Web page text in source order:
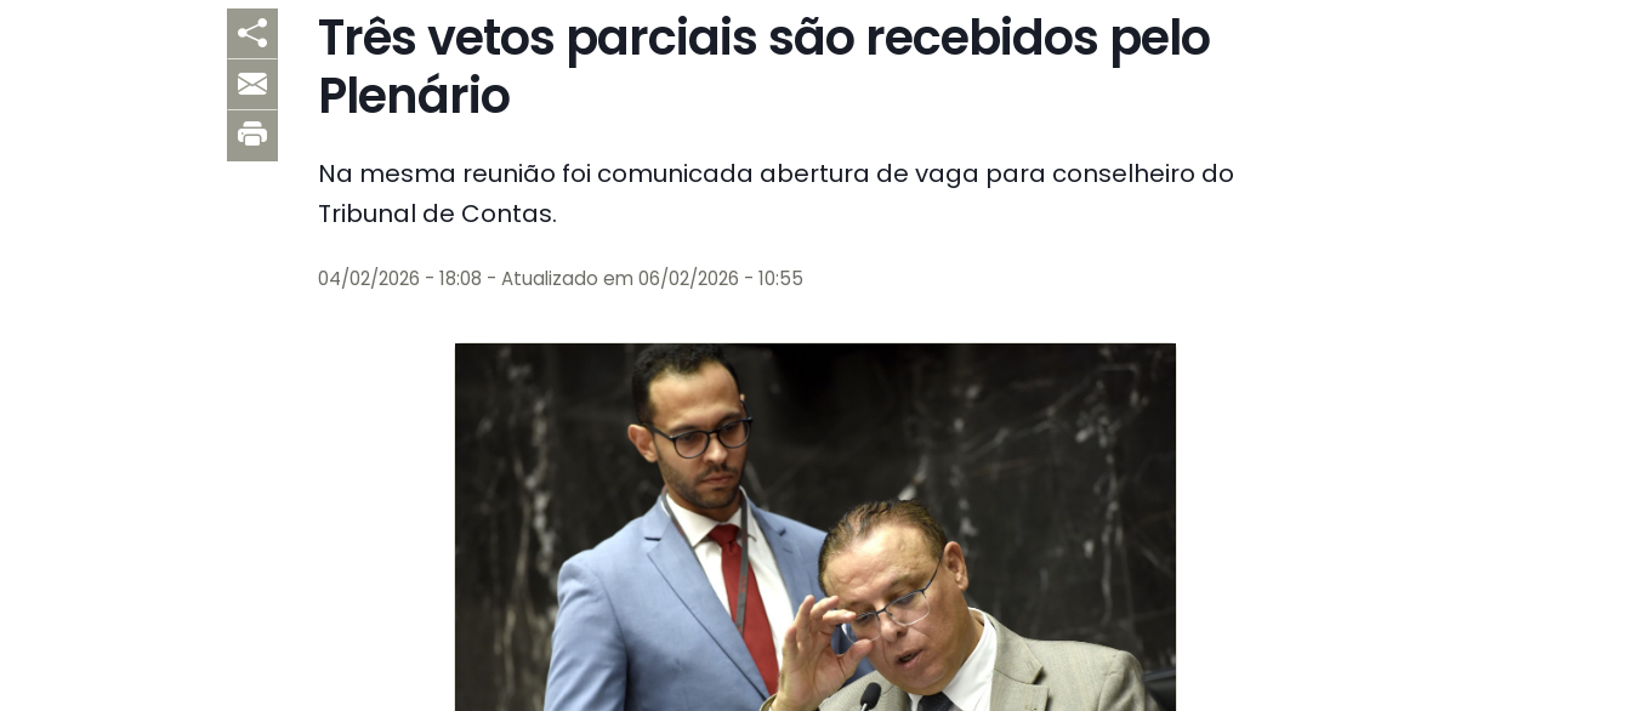
Três vetos parciais são recebidos pelo
Plenário
Na mesma reunião foi comunicada abertura de vaga para conselheiro do
Tribunal de Contas.
04/02/2026 - 18:08 - Atualizado em 06/02/2026 - 10:55